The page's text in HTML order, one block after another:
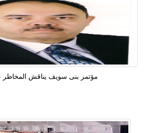
مؤتمر بنى سويف يناقش